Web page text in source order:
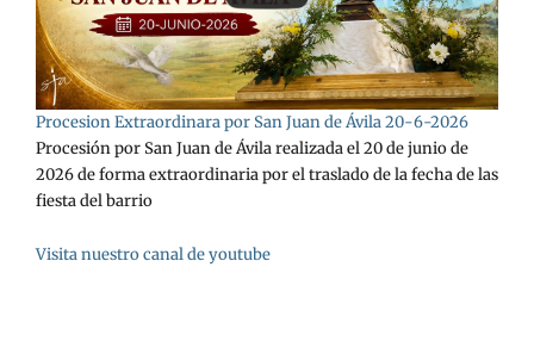
Procesion Extraordinara por San Juan de Ávila 20-6-2026
Procesión por San Juan de Ávila realizada el 20 de junio de
2026 de forma extraordinaria por el traslado de la fecha de las
fiesta del barrio
Visita nuestro canal de youtube